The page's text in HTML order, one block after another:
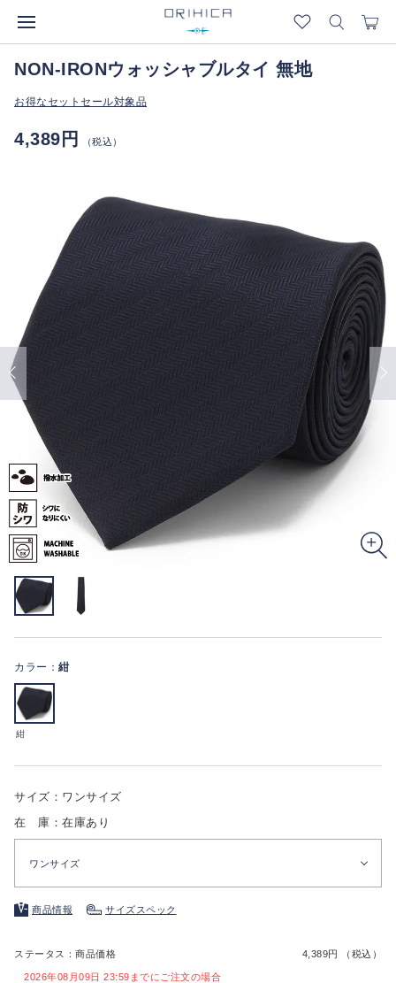
NON-IRONウォッシャブルタイ 無地
お得なセットセール対象品
4,389円 （税込）
カラー： 紺
紺
サイズ：ワンサイズ
在 庫：在庫あり
ワンサイズ
商品情報 サイズスペック
ステータス：商品価格 4,389円 （税込）
2026年08月09日 23:59までにご注文の場合